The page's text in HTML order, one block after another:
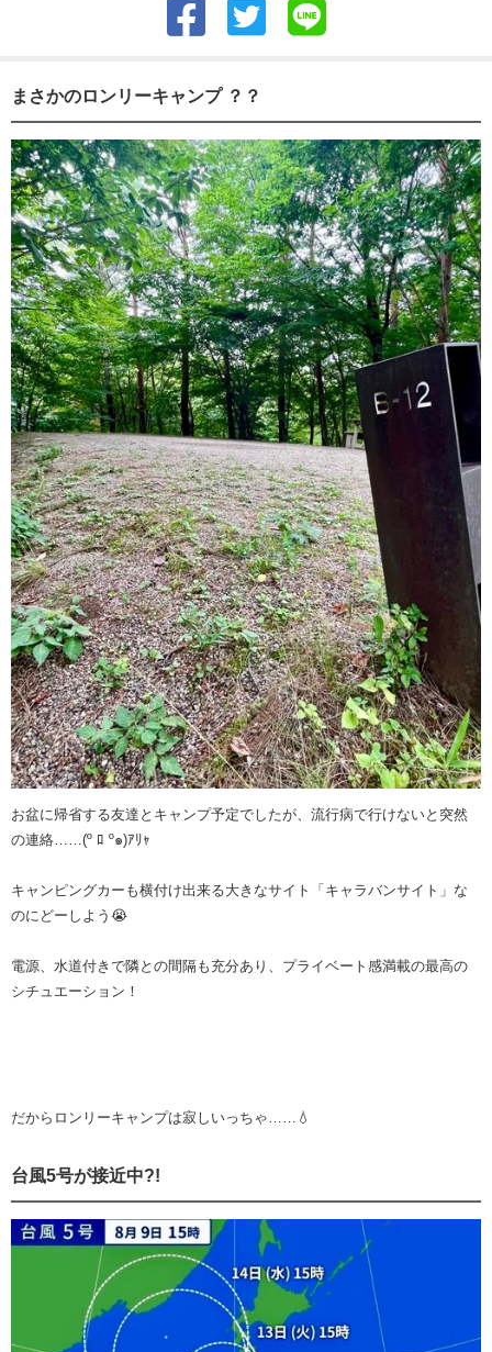
まさかのロンリーキャンプ ？？
お盆に帰省する友達とキャンプ予定でしたが、流行病で行けないと突然
の連絡……(º ﾛ º๑)ｱﾘｬ
キャンピングカーも横付け出来る大きなサイト「キャラバンサイト」な
のにどーしよう😭
電源、水道付きで隣との間隔も充分あり、プライベート感満載の最高の
シチュエーション！
だからロンリーキャンプは寂しいっちゃ……💧
台風5号が接近中?!